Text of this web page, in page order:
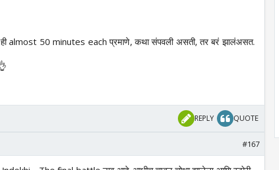
almost 50 minutes each प्रमाणे, कथा संपवली असती, तर बरं झालंअसत.
REPLY QUOTE
#167